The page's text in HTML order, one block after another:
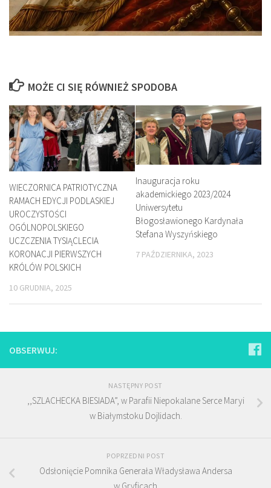
MOŻE CI SIĘ RÓWNIEŻ SPODOBA
WIECZORNICA PATRIOTYCZNA
RAMACH EDYCJI PODLASKIEJ
UROCZYSTOŚCI
OGÓLNOPOLSKIEGO
UCZCZENIA TYSIĄCLECIA
KORONACJI PIERWSZYCH
KRÓLÓW POLSKICH
10 GRUDNIA, 2025
Inauguracja roku
akademickiego 2023/2024
Uniwersytetu
Błogosławionego Kardynała
Stefana Wyszyńskiego
7 PAŹDZIERNIKA, 2023
OBSERWUJ:
NASTĘPNY POST
,,SZLACHECKA BIESIADA”, w Parafii Niepokalane Serce Maryi
w Białymstoku Dojlidach.
POPRZEDNI POST
Odsłonięcie Pomnika Generała Władysława Andersa